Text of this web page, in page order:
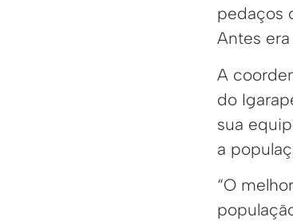
pedaços
Antes
A
do
sua
a
“O